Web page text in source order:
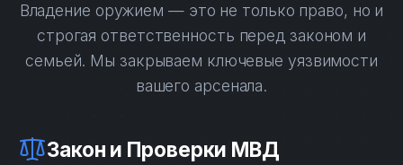
Владение оружием — это не только право, но и
строгая ответственность перед законом и
семьей. Мы закрываем ключевые уязвимости
вашего арсенала.
Закон и Проверки МВД